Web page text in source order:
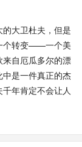
大卫杜夫，但是
个转变——一个美
自厄瓜多尔的漂
是一件真正的杰
年肯定不会让人